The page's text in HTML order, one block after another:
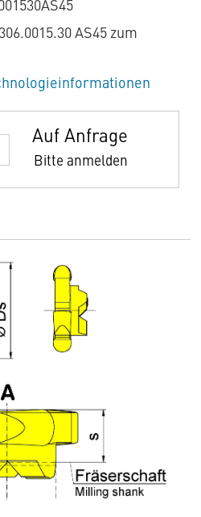
AS45 zum
Auf Anfrage
Bitte anmelden